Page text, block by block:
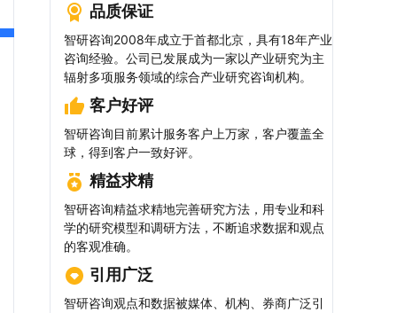
品质保证
智研咨询2008年成立于首都北京，具有18年产业
咨询经验。公司已发展成为一家以产业研究为主
辐射多项服务领域的综合产业研究咨询机构。
客户好评
智研咨询目前累计服务客户上万家，客户覆盖全
球，得到客户一致好评。
精益求精
智研咨询精益求精地完善研究方法，用专业和科
学的研究模型和调研方法，不断追求数据和观点
的客观准确。
引用广泛
智研咨询观点和数据被媒体、机构、券商广泛引